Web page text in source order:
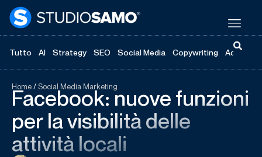
Tutto AI Strategy SEO Social Media Copywriting
Home/Social Media Marketing
Facebook: nuove funzioni
per la visibilità delle
attività locali